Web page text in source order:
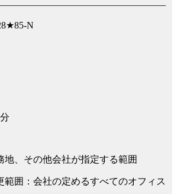
N
地、その他会社が指定する範囲
範囲：会社の定めるすべてのオフィス